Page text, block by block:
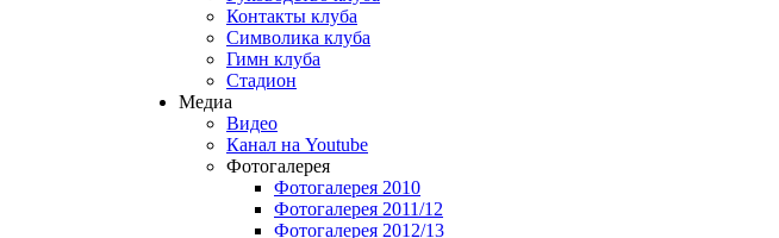
Контакты клуба
Символика клуба
Гимн клуба
Стадион
Медиа
Видео
Канал на Youtube
Фотогалерея
Фотогалерея 2010
Фотогалерея 2011/12
Фотогалерея 2012/13